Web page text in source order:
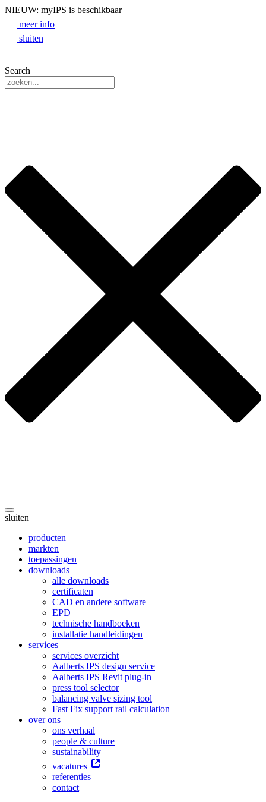
NIEUW: myIPS is beschikbaar
meer info
sluiten
Search
sluiten
producten
markten
toepassingen
downloads
alle downloads
certificaten
CAD en andere software
EPD
technische handboeken
installatie handleidingen
services
services overzicht
Aalberts IPS design service
Aalberts IPS Revit plug-in
press tool selector
balancing valve sizing tool
Fast Fix support rail calculation
over ons
ons verhaal
people & culture
sustainability
vacatures
referenties
contact